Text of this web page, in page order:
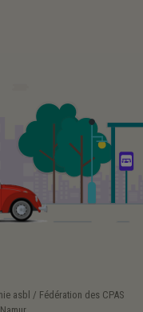
asbl / Fédération des CPAS